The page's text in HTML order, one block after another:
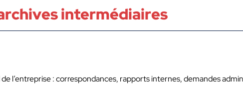
intermédiaires
l’entreprise : correspondances, rapports internes, demandes